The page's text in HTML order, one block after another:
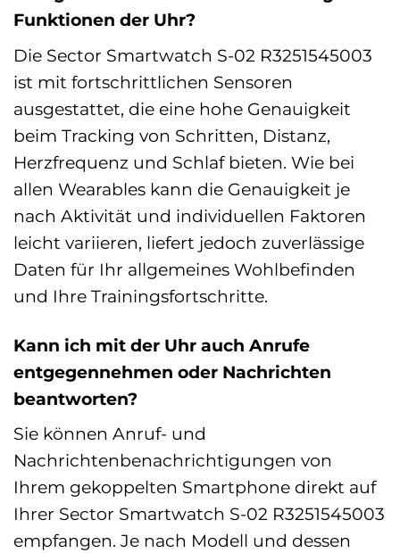
Funktionen der Uhr?
Die Sector Smartwatch S-02 R3251545003
ist mit fortschrittlichen Sensoren
ausgestattet, die eine hohe Genauigkeit
beim Tracking von Schritten, Distanz,
Herzfrequenz und Schlaf bieten. Wie bei
allen Wearables kann die Genauigkeit je
nach Aktivität und individuellen Faktoren
leicht variieren, liefert jedoch zuverlässige
Daten für Ihr allgemeines Wohlbefinden
und Ihre Trainingsfortschritte.
Kann ich mit der Uhr auch Anrufe
entgegennehmen oder Nachrichten
beantworten?
Sie können Anruf- und
Nachrichtenbenachrichtigungen von
Ihrem gekoppelten Smartphone direkt auf
Ihrer Sector Smartwatch S-02 R3251545003
empfangen. Je nach Modell und dessen